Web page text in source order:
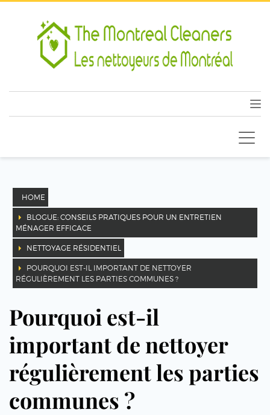
HOME
BLOGUE: CONSEILS PRATIQUES POUR UN ENTRETIEN
MÉNAGER EFFICACE
NETTOYAGE RÉSIDENTIEL
POURQUOI EST-IL IMPORTANT DE NETTOYER
RÉGULIÈREMENT LES PARTIES COMMUNES ?
Pourquoi est-il
important de nettoyer
régulièrement les parties
communes ?